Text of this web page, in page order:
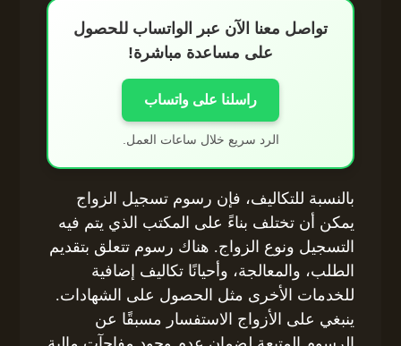
تواصل معنا الآن عبر الواتساب للحصول
على مساعدة مباشرة!
راسلنا على واتساب
الرد سريع خلال ساعات العمل.
بالنسبة للتكاليف، فإن رسوم تسجيل الزواج
يمكن أن تختلف بناءً على المكتب الذي يتم فيه
التسجيل ونوع الزواج. هناك رسوم تتعلق بتقديم
الطلب، والمعالجة، وأحيانًا تكاليف إضافية
للخدمات الأخرى مثل الحصول على الشهادات.
ينبغي على الأزواج الاستفسار مسبقًا عن